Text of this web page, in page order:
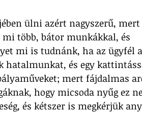
ülni azért nagyszerű, mert
több, bátor munkákkal, és
mi is tudnánk, ha az ügyfél
hatalmunkat, és egy
mert fájdalmas
hogy micsoda nyűg ez
és kétszer is megkérjük